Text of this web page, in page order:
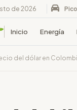
de 2026
Inicio Energía
del dólar en